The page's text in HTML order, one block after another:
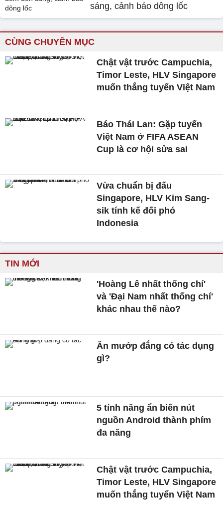
sáng, cảnh báo dông lốc
CÙNG CHUYÊN MỤC
Chật vật trước Campuchia,
Timor Leste, HLV Singapore
muốn thắng tuyển Việt Nam
Báo Thái Lan: Gặp tuyển
Việt Nam ở FIFA ASEAN
Cup là cơ hội sửa sai
Vừa chuẩn bị đấu
Singapore, HLV Kim Sang-
sik tính kế đối phó
Indonesia
TIN MỚI
'Hoàng Lê nhất thống chí'
và 'Đại Nam nhất thống chí'
khác nhau thế nào?
Ăn mướp đắng có tác dụng
gì?
5 tính năng ẩn biến nút
nguồn Android thành phím
đa năng
Chật vật trước Campuchia,
Timor Leste, HLV Singapore
muốn thắng tuyển Việt Nam